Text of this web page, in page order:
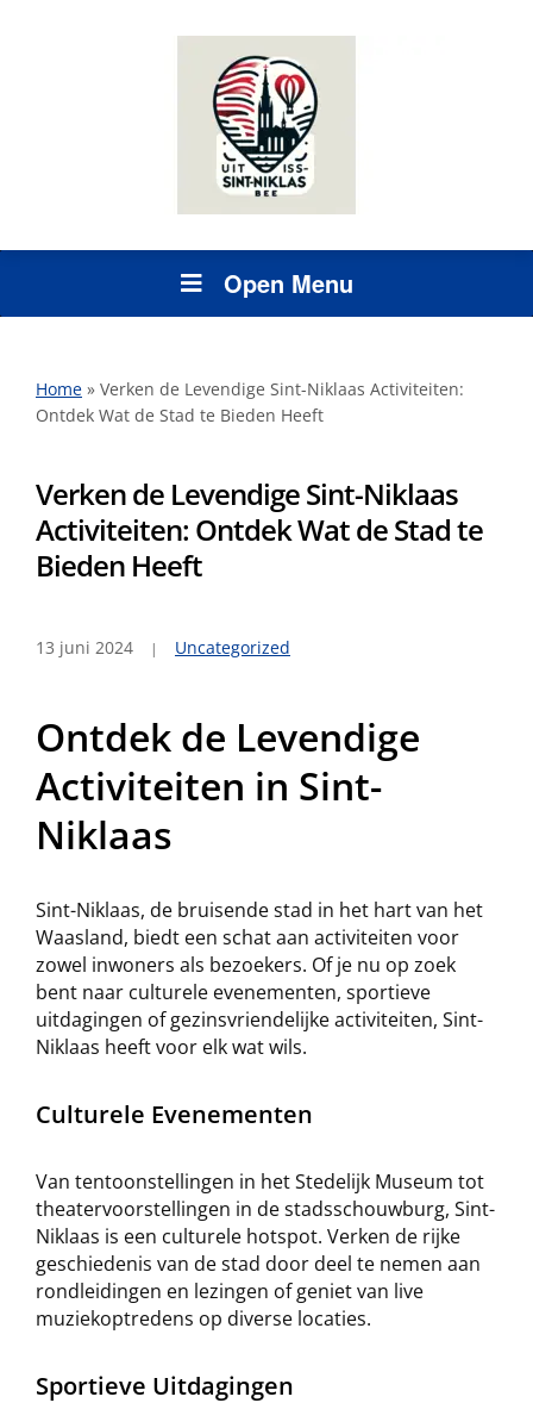
Open Menu
Home » Verken de Levendige Sint-Niklaas Activiteiten:
Ontdek Wat de Stad te Bieden Heeft
Verken de Levendige Sint-Niklaas
Activiteiten: Ontdek Wat de Stad te
Bieden Heeft
13 juni 2024 Uncategorized
Ontdek de Levendige
Activiteiten in Sint-
Niklaas
Sint-Niklaas, de bruisende stad in het hart van het
Waasland, biedt een schat aan activiteiten voor
zowel inwoners als bezoekers. Of je nu op zoek
bent naar culturele evenementen, sportieve
uitdagingen of gezinsvriendelijke activiteiten, Sint-
Niklaas heeft voor elk wat wils.
Culturele Evenementen
Van tentoonstellingen in het Stedelijk Museum tot
theatervoorstellingen in de stadsschouwburg, Sint-
Niklaas is een culturele hotspot. Verken de rijke
geschiedenis van de stad door deel te nemen aan
rondleidingen en lezingen of geniet van live
muziekoptredens op diverse locaties.
Sportieve Uitdagingen